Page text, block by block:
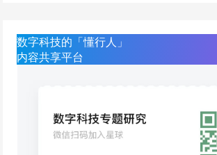
数字科技的「懂行人」
内容共享平台